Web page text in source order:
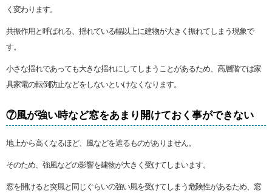
く変わります。
共振作用と呼ばれる、揺れている幅以上に建物が大きく振れてしまう現象で
す。
小さな揺れであっても大きな揺れにしてしまうことがあるため、高層階では家
具家電の転倒防止などをしないといけなくなります。
⑦風が強い時など窓をあまり開けておく事ができない
地上から高くなるほど、風などを遮るものがありません。
そのため、強風などの影響を建物が大きく受けてしまいます。
窓を開けると突風と同じぐらいの強い風を受けてしまう危険性があるため、窓